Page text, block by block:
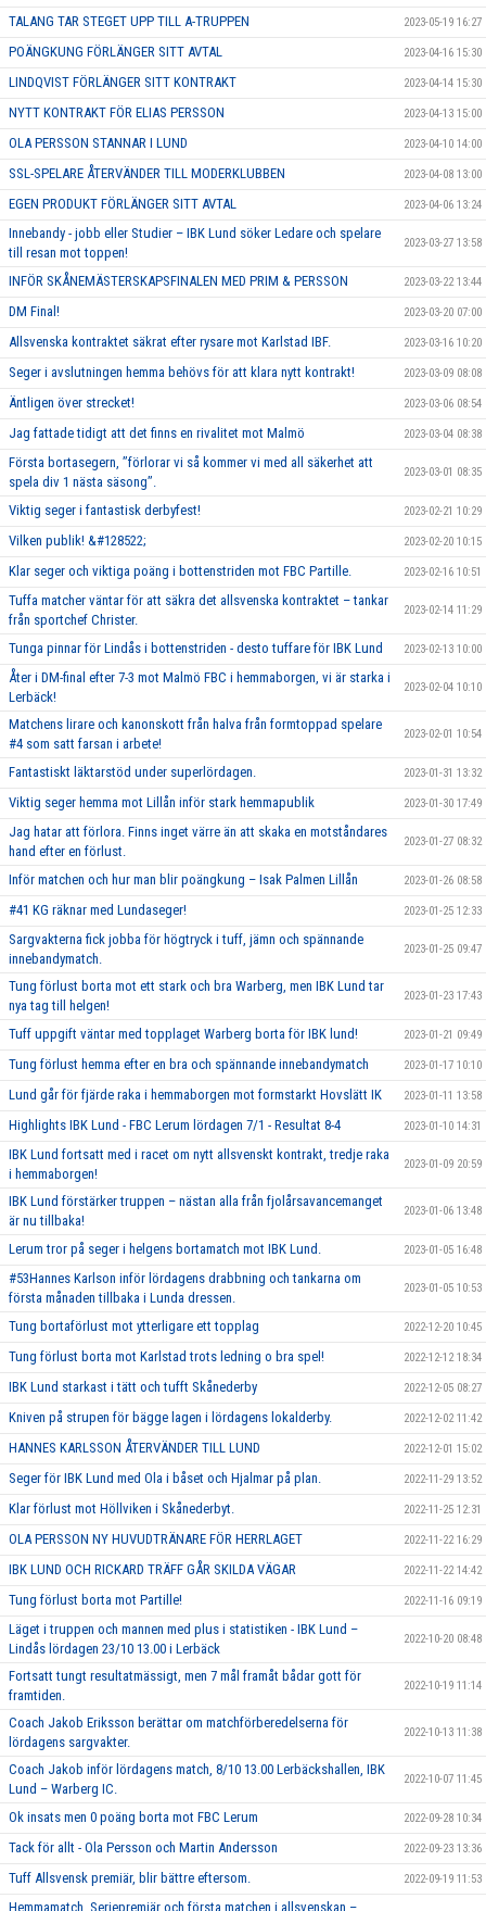
TALANG TAR STEGET UPP TILL A-TRUPPEN 2023-05-19 16:27
POÄNGKUNG FÖRLÄNGER SITT AVTAL 2023-04-16 15:30
LINDQVIST FÖRLÄNGER SITT KONTRAKT 2023-04-14 15:30
NYTT KONTRAKT FÖR ELIAS PERSSON 2023-04-13 15:00
OLA PERSSON STANNAR I LUND 2023-04-10 14:00
SSL-SPELARE ÅTERVÄNDER TILL MODERKLUBBEN 2023-04-08 13:00
EGEN PRODUKT FÖRLÄNGER SITT AVTAL 2023-04-06 13:24
Innebandy - jobb eller Studier – IBK Lund söker Ledare och spelare
till resan mot toppen!
2023-03-27 13:58
INFÖR SKÅNEMÄSTERSKAPSFINALEN MED PRIM & PERSSON 2023-03-22 13:44
DM Final! 2023-03-20 07:00
Allsvenska kontraktet säkrat efter rysare mot Karlstad IBF. 2023-03-16 10:20
Seger i avslutningen hemma behövs för att klara nytt kontrakt! 2023-03-09 08:08
Äntligen över strecket! 2023-03-06 08:54
Jag fattade tidigt att det finns en rivalitet mot Malmö 2023-03-04 08:38
Första bortasegern, ’’förlorar vi så kommer vi med all säkerhet att
spela div 1 nästa säsong’’.
2023-03-01 08:35
Viktig seger i fantastisk derbyfest! 2023-02-21 10:29
Vilken publik! &#128522; 2023-02-20 10:15
Klar seger och viktiga poäng i bottenstriden mot FBC Partille. 2023-02-16 10:51
Tuffa matcher väntar för att säkra det allsvenska kontraktet – tankar
från sportchef Christer.
2023-02-14 11:29
Tunga pinnar för Lindås i bottenstriden - desto tuffare för IBK Lund 2023-02-13 10:00
Åter i DM-final efter 7-3 mot Malmö FBC i hemmaborgen, vi är starka i
Lerbäck!
2023-02-04 10:10
Matchens lirare och kanonskott från halva från formtoppad spelare
#4 som satt farsan i arbete!
2023-02-01 10:54
Fantastiskt läktarstöd under superlördagen. 2023-01-31 13:32
Viktig seger hemma mot Lillån inför stark hemmapublik 2023-01-30 17:49
Jag hatar att förlora. Finns inget värre än att skaka en motståndares
hand efter en förlust.
2023-01-27 08:32
Inför matchen och hur man blir poängkung – Isak Palmen Lillån 2023-01-26 08:58
#41 KG räknar med Lundaseger! 2023-01-25 12:33
Sargvakterna fick jobba för högtryck i tuff, jämn och spännande
innebandymatch.
2023-01-25 09:47
Tung förlust borta mot ett stark och bra Warberg, men IBK Lund tar
nya tag till helgen!
2023-01-23 17:43
Tuff uppgift väntar med topplaget Warberg borta för IBK lund! 2023-01-21 09:49
Tung förlust hemma efter en bra och spännande innebandymatch 2023-01-17 10:10
Lund går för fjärde raka i hemmaborgen mot formstarkt Hovslätt IK 2023-01-11 13:58
Highlights IBK Lund - FBC Lerum lördagen 7/1 - Resultat 8-4 2023-01-10 14:31
IBK Lund fortsatt med i racet om nytt allsvenskt kontrakt, tredje raka
i hemmaborgen!
2023-01-09 20:59
IBK Lund förstärker truppen – nästan alla från fjolårsavancemanget
är nu tillbaka!
2023-01-06 13:48
Lerum tror på seger i helgens bortamatch mot IBK Lund. 2023-01-05 16:48
#53Hannes Karlson inför lördagens drabbning och tankarna om
första månaden tillbaka i Lunda dressen.
2023-01-05 10:53
Tung bortaförlust mot ytterligare ett topplag 2022-12-20 10:45
Tung förlust borta mot Karlstad trots ledning o bra spel! 2022-12-12 18:34
IBK Lund starkast i tätt och tufft Skånederby 2022-12-05 08:27
Kniven på strupen för bägge lagen i lördagens lokalderby. 2022-12-02 11:42
HANNES KARLSSON ÅTERVÄNDER TILL LUND 2022-12-01 15:02
Seger för IBK Lund med Ola i båset och Hjalmar på plan. 2022-11-29 13:52
Klar förlust mot Höllviken i Skånederbyt. 2022-11-25 12:31
OLA PERSSON NY HUVUDTRÄNARE FÖR HERRLAGET 2022-11-22 16:29
IBK LUND OCH RICKARD TRÄFF GÅR SKILDA VÄGAR 2022-11-22 14:42
Tung förlust borta mot Partille! 2022-11-16 09:19
Läget i truppen och mannen med plus i statistiken - IBK Lund –
Lindås lördagen 23/10 13.00 i Lerbäck
2022-10-20 08:48
Fortsatt tungt resultatmässigt, men 7 mål framåt bådar gott för
framtiden.
2022-10-19 11:14
Coach Jakob Eriksson berättar om matchförberedelserna för
lördagens sargvakter.
2022-10-13 11:38
Coach Jakob inför lördagens match, 8/10 13.00 Lerbäckshallen, IBK
Lund – Warberg IC.
2022-10-07 11:45
Ok insats men 0 poäng borta mot FBC Lerum 2022-09-28 10:34
Tack för allt - Ola Persson och Martin Andersson 2022-09-23 13:36
Tuff Allsvensk premiär, blir bättre eftersom. 2022-09-19 11:53
Hemmamatch, Seriepremiär och första matchen i allsvenskan –